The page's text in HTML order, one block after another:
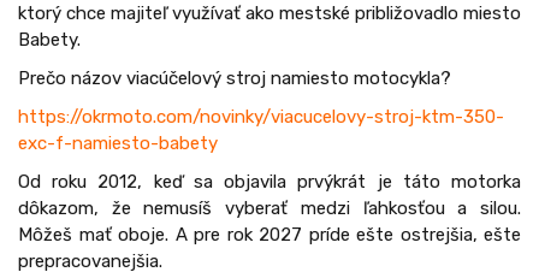
ktorý chce majiteľ využívať ako mestské približovadlo miesto
Babety.
Prečo názov viacúčelový stroj namiesto motocykla?
https://okrmoto.com/novinky/viacucelovy-stroj-ktm-350-
exc-f-namiesto-babety
Od roku 2012, keď sa objavila prvýkrát je táto motorka
dôkazom, že nemusíš vyberať medzi ľahkosťou a silou.
Môžeš mať oboje. A pre rok 2027 príde ešte ostrejšia, ešte
prepracovanejšia.